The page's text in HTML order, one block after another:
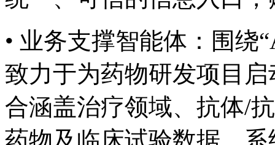
• 业务支撑智能体：围绕
致力于为药物研发项目启
合涵盖治疗领域、抗